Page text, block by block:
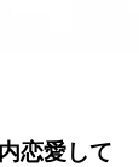
恋愛して